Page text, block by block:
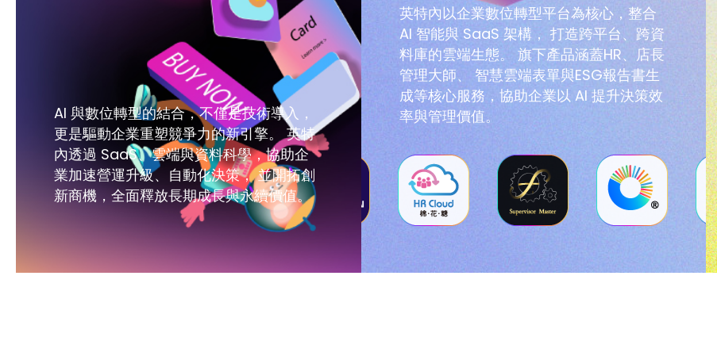
AI 與數位轉型的結合，不僅是技術導入，
更是驅動企業重塑競爭力的新引擎。 英特
內透過 SaaS、雲端與資料科學，協助企
業加速營運升級、自動化決策， 並開拓創
新商機，全面釋放長期成長與永續價值。
英特內以企業數位轉型平台為核心，整合
AI 智能與 SaaS 架構， 打造跨平台、跨資
料庫的雲端生態。 旗下產品涵蓋HR、店長
管理大師、 智慧雲端表單與ESG報告書生
成等核心服務，協助企業以 AI 提升決策效
率與管理價值。